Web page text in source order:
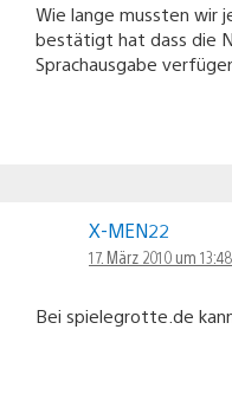
Wie lange mussten wir
bestätigt hat dass die
Sprachausgabe
X-MEN22
17. März 2010 um 13:48
Bei spielegrotte.de